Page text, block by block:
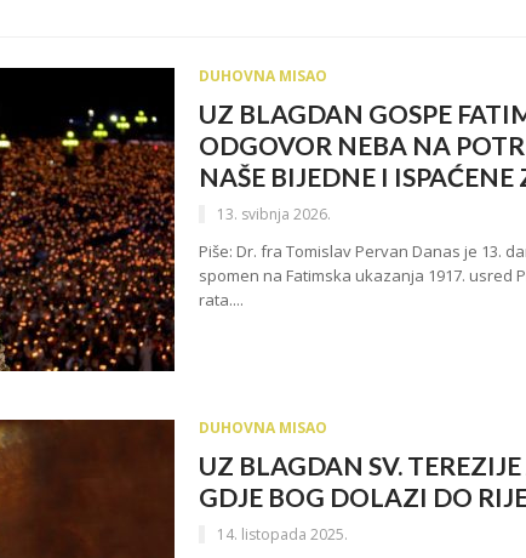
DUHOVNA MISAO
UZ BLAGDAN GOSPE
ODGOVOR NEBA NA
NAŠE BIJEDNE I ISPAĆENE
13. svibnja 2026.
Piše: Dr. fra Tomislav Pervan Danas je 13.
spomen na Fatimska ukazanja 1917. usred
rata....
DUHOVNA MISAO
UZ BLAGDAN SV.
GDJE BOG DOLAZI DO
14. listopada 2025.